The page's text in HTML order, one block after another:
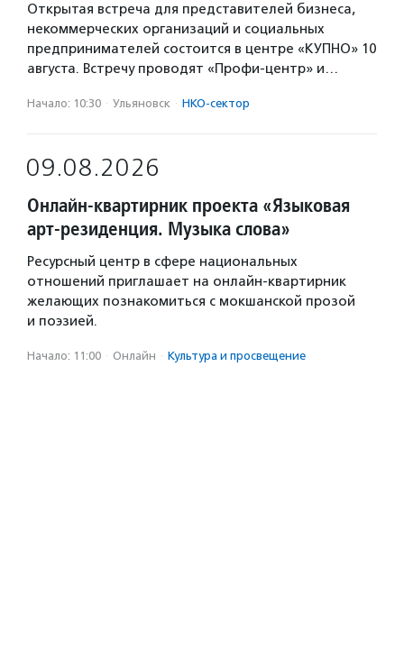
Открытая встреча для представителей бизнеса,
некоммерческих организаций и социальных
предпринимателей состоится в центре «КУПНО» 10
августа. Встречу проводят «Профи-центр» и…
Начало: 10:30 · Ульяновск · НКО-сектор
09.08.2026
Онлайн-квартирник проекта «Языковая
арт-резиденция. Музыка слова»
Ресурсный центр в сфере национальных
отношений приглашает на онлайн-квартирник
желающих познакомиться с мокшанской прозой
и поэзией.
Начало: 11:00 · Онлайн · Культура и просвещение